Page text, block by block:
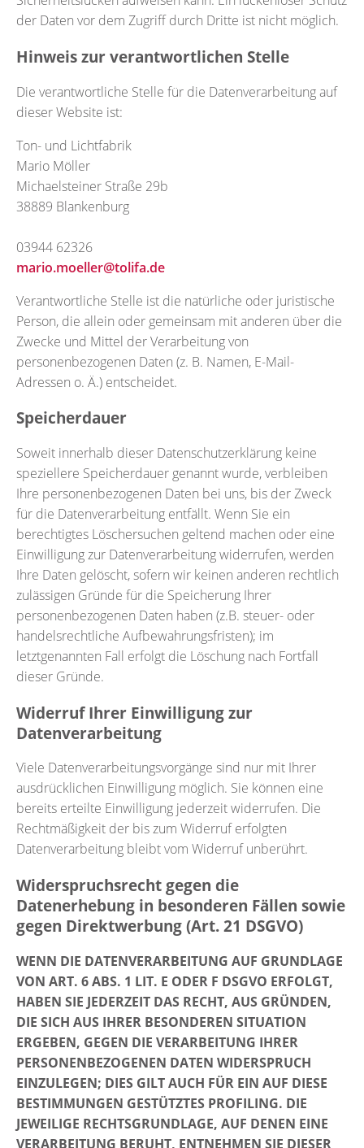
der Daten vor dem Zugriff durch Dritte ist nicht möglich.
Hinweis zur verantwortlichen Stelle
Die verantwortliche Stelle für die Datenverarbeitung auf
dieser Website ist:
Ton- und Lichtfabrik
Mario Möller
Michaelsteiner Straße 29b
38889 Blankenburg
03944 62326
mario.moeller@tolifa.de
Verantwortliche Stelle ist die natürliche oder juristische
Person, die allein oder gemeinsam mit anderen über die
Zwecke und Mittel der Verarbeitung von
personenbezogenen Daten (z. B. Namen, E-Mail-
Adressen o. Ä.) entscheidet.
Speicherdauer
Soweit innerhalb dieser Datenschutzerklärung keine
speziellere Speicherdauer genannt wurde, verbleiben
Ihre personenbezogenen Daten bei uns, bis der Zweck
für die Datenverarbeitung entfällt. Wenn Sie ein
berechtigtes Löschersuchen geltend machen oder eine
Einwilligung zur Datenverarbeitung widerrufen, werden
Ihre Daten gelöscht, sofern wir keinen anderen rechtlich
zulässigen Gründe für die Speicherung Ihrer
personenbezogenen Daten haben (z.B. steuer- oder
handelsrechtliche Aufbewahrungsfristen); im
letztgenannten Fall erfolgt die Löschung nach Fortfall
dieser Gründe.
Widerruf Ihrer Einwilligung zur
Datenverarbeitung
Viele Datenverarbeitungsvorgänge sind nur mit Ihrer
ausdrücklichen Einwilligung möglich. Sie können eine
bereits erteilte Einwilligung jederzeit widerrufen. Die
Rechtmäßigkeit der bis zum Widerruf erfolgten
Datenverarbeitung bleibt vom Widerruf unberührt.
Widerspruchsrecht gegen die
Datenerhebung in besonderen Fällen sowie
gegen Direktwerbung (Art. 21 DSGVO)
WENN DIE DATENVERARBEITUNG AUF GRUNDLAGE
VON ART. 6 ABS. 1 LIT. E ODER F DSGVO ERFOLGT,
HABEN SIE JEDERZEIT DAS RECHT, AUS GRÜNDEN,
DIE SICH AUS IHRER BESONDEREN SITUATION
ERGEBEN, GEGEN DIE VERARBEITUNG IHRER
PERSONENBEZOGENEN DATEN WIDERSPRUCH
EINZULEGEN; DIES GILT AUCH FÜR EIN AUF DIESE
BESTIMMUNGEN GESTÜTZTES PROFILING. DIE
JEWEILIGE RECHTSGRUNDLAGE, AUF DENEN EINE
VERARBEITUNG BERUHT, ENTNEHMEN SIE DIESER